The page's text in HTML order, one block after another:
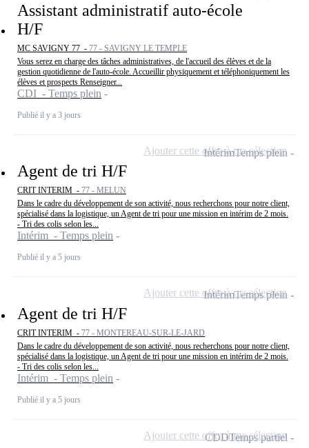
Assistant administratif auto-école
H/F
MC SAVIGNY 77 - 77 - SAVIGNY LE TEMPLE
Vous serez en charge des tâches administratives, de l'accueil des élèves et de la
gestion quotidienne de l'auto-école. Accueillir physiquement et téléphoniquement les
élèves et prospects Renseigner...
CDI - Temps plein
Publié il y a 3 jours
Agent de tri H/F
CRIT INTERIM - 77 - MELUN
Dans le cadre du développement de son activité, nous recherchons pour notre client,
spécialisé dans la logistique, un Agent de tri pour une mission en intérim de 2 mois.
- Tri des colis selon les...
Intérim - Temps plein
Publié il y a 5 jours
IntérimTemps plein
Ajouter cette offre à ma sélection
Agent de tri H/F
CRIT INTERIM - 77 - MONTEREAU-SUR-LE-JARD
Dans le cadre du développement de son activité, nous recherchons pour notre client,
spécialisé dans la logistique, un Agent de tri pour une mission en intérim de 2 mois.
- Tri des colis selon les...
Intérim - Temps plein
Publié il y a 5 jours
IntérimTemps plein
Ajouter cette offre à ma sélection
CDDTemps partiel
Ajouter cette offre à ma sélection